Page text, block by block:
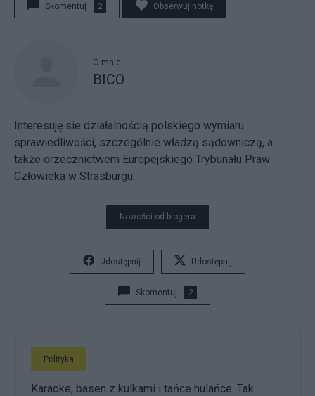
Skomentuj 2 Obserwuj notkę
O mnie
BICO
Interesuję sie działalnością polskiego wymiaru
sprawiedliwości, szczególnie władzą sądowniczą, a
także orzecznictwem Europejskiego Trybunału Praw
Człowieka w Strasburgu.
Nowości od blogera
Udostępnij Udostępnij
Skomentuj 2
Polityka
Karaoke, basen z kulkami i tańce hulańce. Tak